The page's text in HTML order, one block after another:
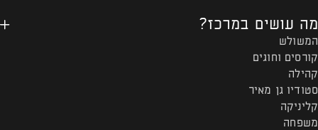
מעודכנים?
מה עושים במרכז?
המשולש
קורסים וחוגים
קהילה
סטודיו גן מאיר
קליניקה
משפחה